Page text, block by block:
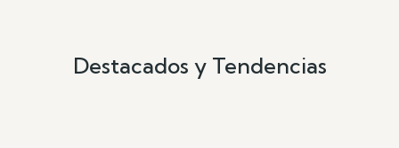
Destacados y Tendencias